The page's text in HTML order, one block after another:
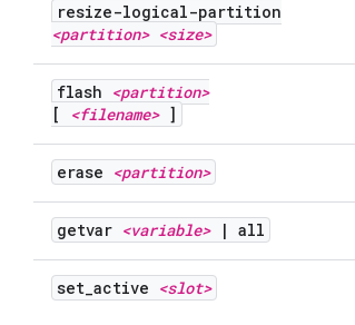
resize-logical-partition
<partition> <size>
flash <partition>
[
<filename>]
erase <partition>
getvar <variable> | all
set_active <slot>